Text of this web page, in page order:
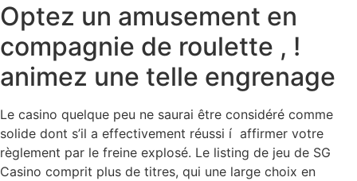
Optez un amusement en
compagnie de roulette , !
animez une telle engrenage
Le casino quelque peu ne saurai être considéré comme
solide dont s’il a effectivement réussi í affirmer votre
règlement par le freine explosé. Le listing de jeu de SG
Casino comprit plus de titres, qui une large choix en